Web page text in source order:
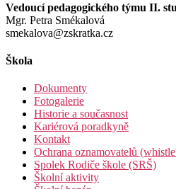
Vedoucí pedagogického týmu II.
Mgr. Petra Smékalová
smekalova@zskratka.cz
Škola
Dokumenty
Fotogalerie
Historie a současnost
Kariérová poradkyně
Kontakt
Ochrana oznamovatelů
Spolek Rodiče škole (SRŠ)
Školní aktivity